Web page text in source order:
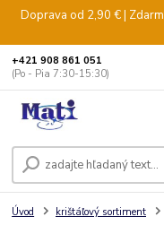
Doprava od 2,90 € |
+421 908 861 051
(Po - Pia 7:30-15:30)
Úvod krištáľový sortiment